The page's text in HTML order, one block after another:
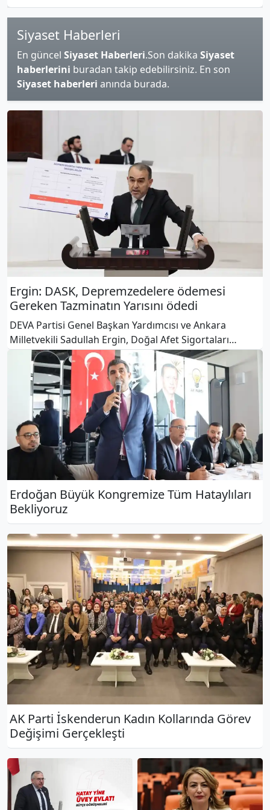
Siyaset Haberleri
En güncel Siyaset Haberleri.Son dakika Siyaset
haberlerini buradan takip edebilirsiniz. En son
Siyaset haberleri anında burada.
Ergin: DASK, Depremzedelere ödemesi
Gereken Tazminatın Yarısını ödedi
DEVA Partisi Genel Başkan Yardımcısı ve Ankara
Milletvekili Sadullah Ergin, Doğal Afet Sigortaları
Kurumunun (DASK) depremzedelere ödemesi gereken
tazminatın yarısını ödediğini söyledi. Ergin, 2019’dan
bu yana geçici madde eklenen
Erdoğan Büyük Kongremize Tüm Hataylıları
Bekliyoruz
AK Parti İskenderun Kadın Kollarında Görev
Değişimi Gerçekleşti